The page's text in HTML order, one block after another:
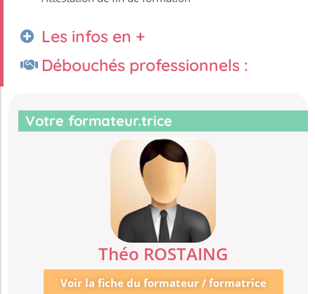
Les infos en +
Débouchés professionnels :
Votre formateur.trice
Théo ROSTAING
Voir la fiche du formateur / formatrice